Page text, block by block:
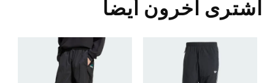
اشترى آخرون أيضا
Price Reduced From